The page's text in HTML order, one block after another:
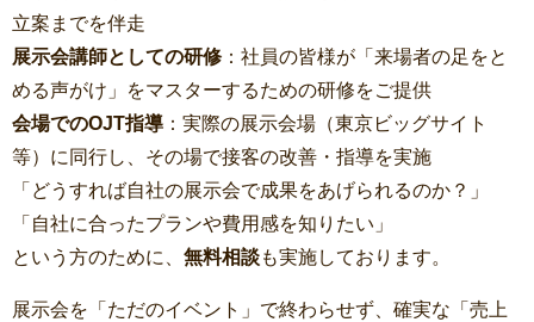
立案までを伴走
展示会講師としての研修 ：社員の皆様が「来場者の足をと
める声がけ」をマスターするための研修をご提供
会場でのOJT指導 ：実際の展示会場（東京ビッグサイト
等）に同行し、その場で接客の改善・指導を実施
「どうすれば自社の展示会で成果をあげられるのか？」
「自社に合ったプランや費用感を知りたい」
という方のために、 無料相談も実施しております。
展示会を「ただのイベント」で終わらせず、確実な「売上